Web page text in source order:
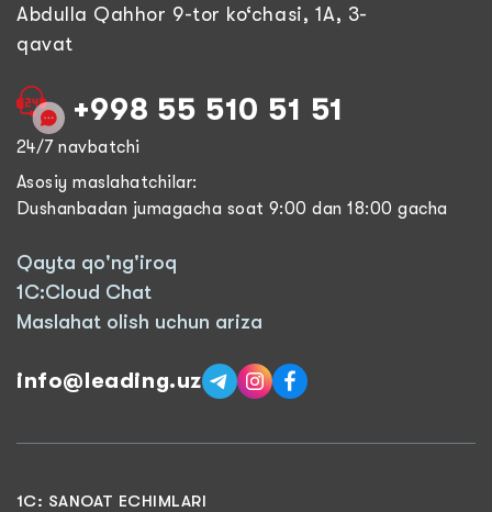
Abdulla Qahhor 9-tor ko‘chasi, 1A, 3-
qavat
+998 55 510 51 51
24/7 navbatchi
Asosiy maslahatchilar:
Dushanbadan jumagacha soat 9:00 dan 18:00 gacha
Qayta qo'ng'iroq
1C:Cloud Chat
Maslahat olish uchun ariza
info@leading.uz
1C: SANOAT ECHIMLARI